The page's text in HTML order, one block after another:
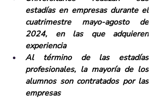
estadías en empresas durante el
cuatrimestre mayo-agosto de
2024, en las que adquieren
experiencia
Al término de las estadías
profesionales, la mayoría de los
alumnos son contratados por las
empresas